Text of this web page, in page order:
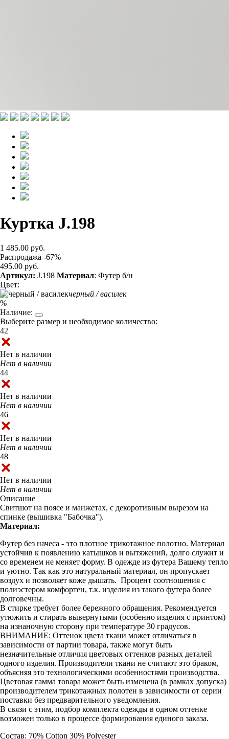
Куртка J.198
1 485.00 руб.
Распродажа -67%
495.00 руб.
Артикул: J.198 Материал: Футер б/н
Цвет:
черный / василек
%
Наличие:
Выберите размер и необходимое количество:
42
Нет в наличии
Нет в наличии
44
Нет в наличии
Нет в наличии
46
Нет в наличии
Нет в наличии
48
Нет в наличии
Нет в наличии
Описание
Свитшот на поясе и манжетах, с декоротивным вырезом на
спинке (вышивка "Бабочка").
Материал:
Футер без начеса - это плотное трикотажное полотно. Материал
устойчив к появлению катышков и вытяжений, долго служит и
со временем не меняет форму. В одежде из футера Вашему тепло
и уютно. Так как это натуральный материал, он пропускает
воздух и позволяет коже дышать. Процент соотношения с
полиэстером комфортен, т.к. изделия из такого футера более
долговечны.
В стирке требует более бережного обращения. Рекомендуется
утюжить и стирать вывернутыми (особенно изделия с принтом)
на изнаночную сторону при температуре 30 градусов.
ВНИМАНИЕ: Оттенок цвета ткани может отличаться в
зависимости от партии товара, также могут быть
незначительные отличия цветовых оттенков разных деталей
одного изделия. Производители ткани не считают это браком,
объясняя это технологическими особенностями производства.
Цветовая гамма товара может быть изменена (в рамках допуска)
производителем трикотажных полотен в зависимости от серии
поставки без предварительного уведомления.
В связи с этим, подбор комплекта одежды в одном оттенке
возможен только в процессе формирования единого заказа.
Состав: 70% Cotton 30% Polyester